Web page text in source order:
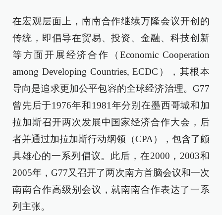
在宏观层面上，南南合作继续万隆会议开创的
传统，即倡导在贸易、投资、金融、科技创新
等方面开展经济合作（Economic Cooperation
among Developing Countries, ECDC），其根本
导向是追求更加公平包容的全球经济治理。G77
曾先后于1976年和1981年分别在墨西哥城和加
拉加斯召开两次发展中国家经济合作大会，后
者并通过加拉加斯行动纲领（CPA），包含了颇
具雄心的一系列倡议。此后，在2000，2003和
2005年，G77又召开了两次南方首脑会议和一次
南南合作高级别会议，就南南合作表达了一系
列主张。